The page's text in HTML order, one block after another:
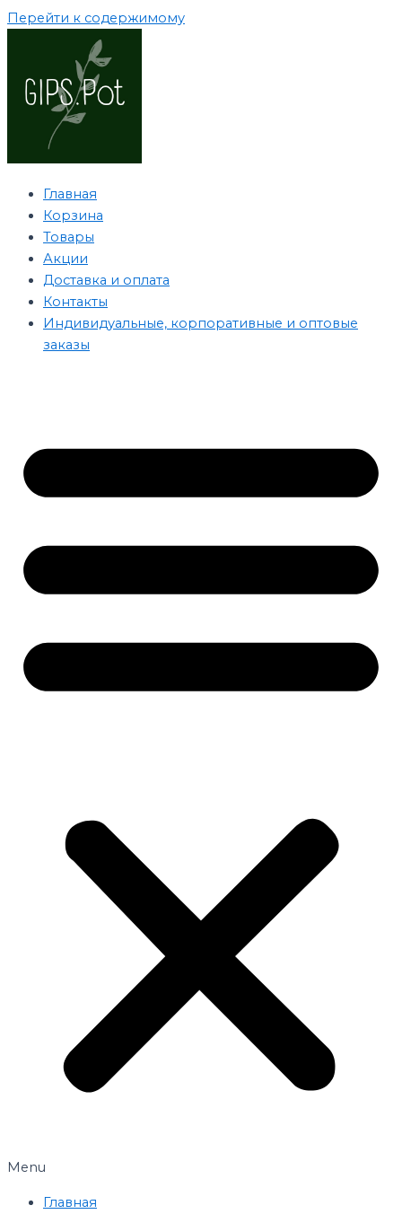
Перейти к содержимому
Главная
Корзина
Товары
Акции
Доставка и оплата
Контакты
Индивидуальные, корпоративные и оптовые
заказы
Menu
Главная